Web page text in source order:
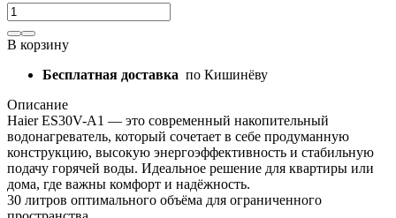
В корзину
Бесплатная доставка по Кишинёву
Описание
Haier ES30V-A1 — это современный накопительный
водонагреватель, который сочетает в себе продуманную
конструкцию, высокую энергоэффективность и стабильную
подачу горячей воды. Идеальное решение для квартиры или
дома, где важны комфорт и надёжность.
30 литров оптимального объёма для ограниченного